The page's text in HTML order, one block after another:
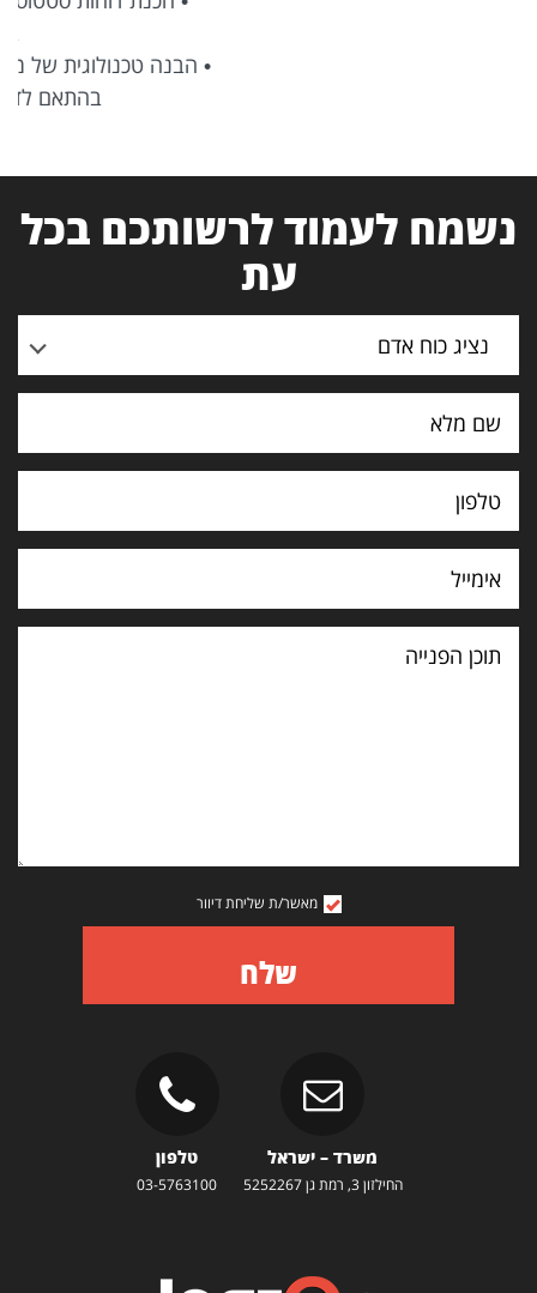
• הבנה טכנולוגית של מערכות מורכבות ומתן פתרונות
נשמח לעמוד לרשותכם בכל
עת
נציג כוח אדם
תוכן
הפנייה
מאשר/ת שליחת דיוור
שלח
משרד – ישראל
החילזון 3, רמת גן 5252267
טלפון
03-5763100